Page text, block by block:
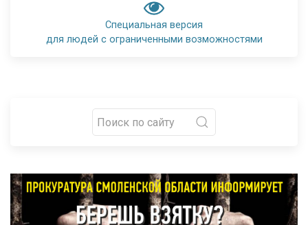
Специальная версия
для людей с ограниченными возможностями